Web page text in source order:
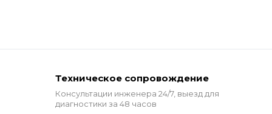
Техническое сопровождение
Консультации инженера 24/7, выезд для
диагностики за 48 часов